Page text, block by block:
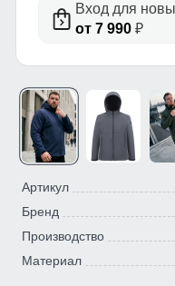
Вход для
от 7 990₽
Артикул
Бренд
Производство
Материал